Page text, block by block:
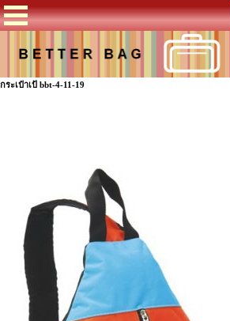
กระเป๋าเป้ bbt-4-11-19